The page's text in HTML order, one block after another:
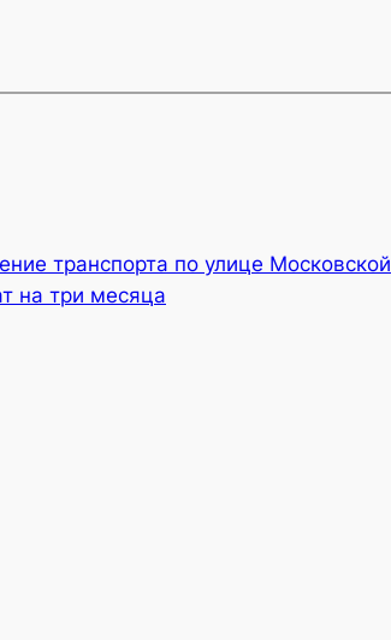
транспорта по улице Московской
на три месяца